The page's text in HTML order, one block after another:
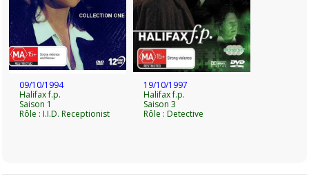
09/10/1994
Halifax f.p.
Saison 1
Rôle : I.I.D. Receptionist
19/10/1997
Halifax f.p.
Saison 3
Rôle : Detective